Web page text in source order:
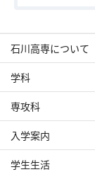
石川高専について
学科
専攻科
入学案内
学生生活